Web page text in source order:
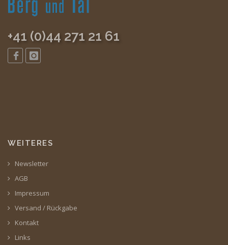
+41 (0)44 271 21 61
WEITERES
Newsletter
AGB
Impressum
Versand / Rückgabe
Kontakt
Links